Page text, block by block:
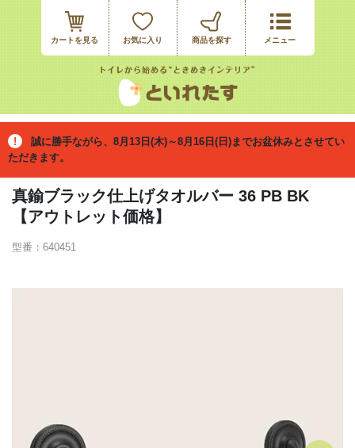
カートを見る お気に入り
誠に勝手ながら、8月13日(木)～8月16日(日)までお盆休みとさせてい
ただきます。
真鍮ブラック仕上げタオルバー 36 PB BK
【アウトレット価格】
型番：640451